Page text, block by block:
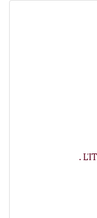
.